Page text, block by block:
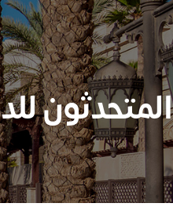
المتحدثون